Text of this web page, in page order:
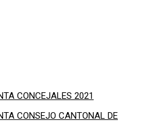
CONCEJALES 2021
CONSEJO CANTONAL DE